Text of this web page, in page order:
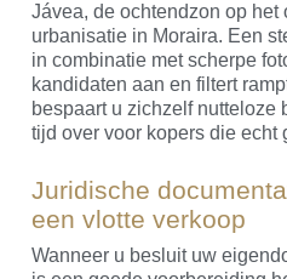
Jávea, de ochtendzon op het
urbanisatie in Moraira. Een
in combinatie met scherpe
kandidaten aan en filtert
bespaart u zichzelf nutteloze
tijd over voor kopers die echt
Juridische
een vlotte verkoop
Wanneer u besluit uw